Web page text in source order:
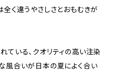
く違うやさしさとおもむきが
いる、クオリティの高い注染
風合いが日本の夏によく合い